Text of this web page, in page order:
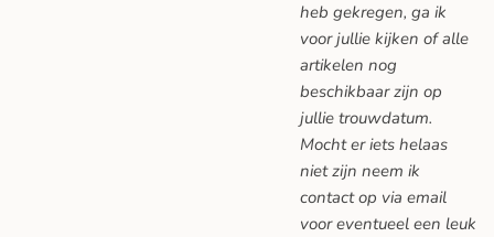
heb gekregen, ga ik
voor jullie kijken of alle
artikelen nog
beschikbaar zijn op
jullie trouwdatum.
Mocht er iets helaas
niet zijn neem ik
contact op via email
voor eventueel een leuk